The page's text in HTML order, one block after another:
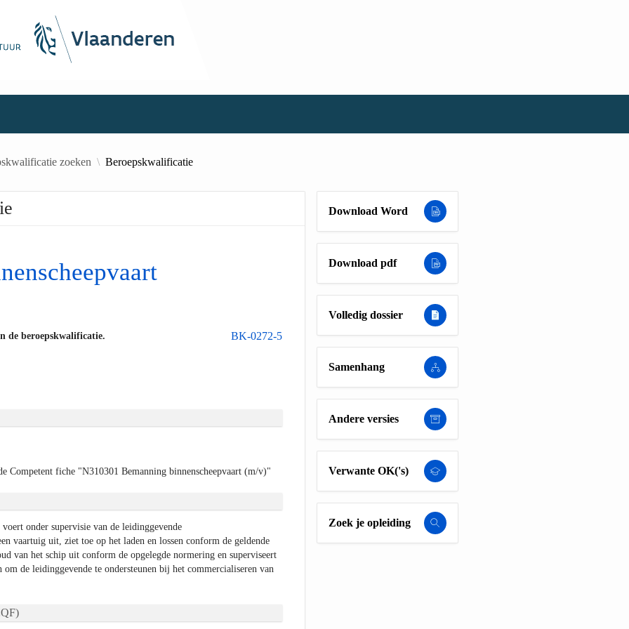
zoeken Beroepskwalificatie
BK-0272-5
de beroepskwalificatie.
Competent fiche "N310301 Bemanning binnenscheepvaart (m/v)"
onder supervisie van de leidinggevende
vaartuig uit, ziet toe op het laden en lossen conform de geldende
van het schip uit conform de opgelegde normering en superviseert
om de leidinggevende te ondersteunen bij het commercialiseren van
Download Word
Download pdf
Volledig dossier
Samenhang
Andere versies
Verwante OK('s)
Zoek je opleiding